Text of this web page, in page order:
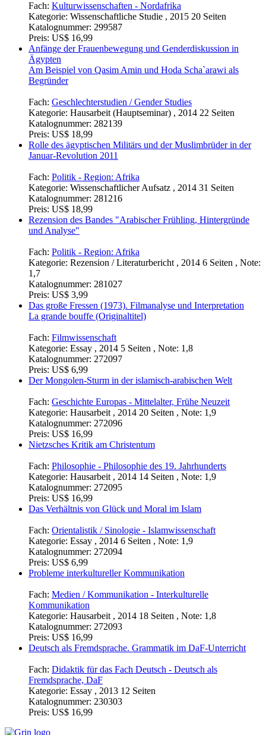
Fach: Kulturwissenschaften - Nordafrika
Kategorie: Wissenschaftliche Studie , 2015 20 Seiten
Katalognummer: 299587
Preis: US$ 16,99
Anfänge der Frauenbewegung und Genderdiskussion in
Ägypten
Am Beispiel von Qasim Amin und Hoda Scha`arawi als
Begründer
Fach: Geschlechterstudien / Gender Studies
Kategorie: Hausarbeit (Hauptseminar) , 2014 22 Seiten
Katalognummer: 282139
Preis: US$ 18,99
Rolle des ägyptischen Militärs und der Muslimbrüder in der
Januar-Revolution 2011
Fach: Politik - Region: Afrika
Kategorie: Wissenschaftlicher Aufsatz , 2014 31 Seiten
Katalognummer: 281216
Preis: US$ 18,99
Rezension des Bandes "Arabischer Frühling, Hintergründe
und Analyse"
Fach: Politik - Region: Afrika
Kategorie: Rezension / Literaturbericht , 2014 6 Seiten , Note:
1,7
Katalognummer: 281027
Preis: US$ 3,99
Das große Fressen (1973). Filmanalyse und Interpretation
La grande bouffe (Originaltitel)
Fach: Filmwissenschaft
Kategorie: Essay , 2014 5 Seiten , Note: 1,8
Katalognummer: 272097
Preis: US$ 6,99
Der Mongolen-Sturm in der islamisch-arabischen Welt
Fach: Geschichte Europas - Mittelalter, Frühe Neuzeit
Kategorie: Hausarbeit , 2014 20 Seiten , Note: 1,9
Katalognummer: 272096
Preis: US$ 16,99
Nietzsches Kritik am Christentum
Fach: Philosophie - Philosophie des 19. Jahrhunderts
Kategorie: Hausarbeit , 2014 14 Seiten , Note: 1,9
Katalognummer: 272095
Preis: US$ 16,99
Das Verhältnis von Glück und Moral im Islam
Fach: Orientalistik / Sinologie - Islamwissenschaft
Kategorie: Essay , 2014 6 Seiten , Note: 1,9
Katalognummer: 272094
Preis: US$ 6,99
Probleme interkultureller Kommunikation
Fach: Medien / Kommunikation - Interkulturelle
Kommunikation
Kategorie: Hausarbeit , 2014 18 Seiten , Note: 1,8
Katalognummer: 272093
Preis: US$ 16,99
Deutsch als Fremdsprache. Grammatik im DaF-Unterricht
Fach: Didaktik für das Fach Deutsch - Deutsch als
Fremdsprache, DaF
Kategorie: Essay , 2013 12 Seiten
Katalognummer: 230303
Preis: US$ 16,99